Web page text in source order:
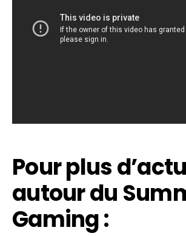
Pour plus
autour du
Gaming :